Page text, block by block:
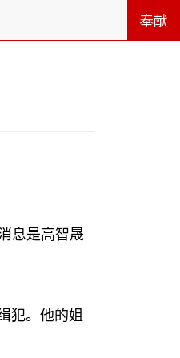
奉献
息是高智晟
犯。他的姐